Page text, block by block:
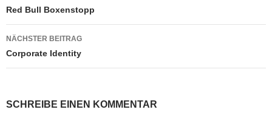
Red Bull Boxenstopp
NÄCHSTER BEITRAG
Corporate Identity
SCHREIBE EINEN KOMMENTAR